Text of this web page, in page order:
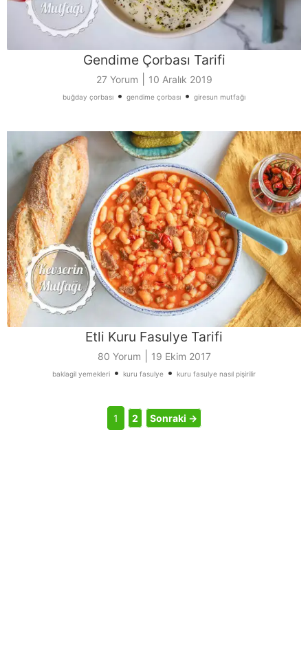
Gendime Çorbası Tarifi
27 Yorum 10 Aralık 2019
buğday çorbası • gendime çorbası • giresun mutfağı
Etli Kuru Fasulye Tarifi
80 Yorum 19 Ekim 2017
baklagil yemekleri • kuru fasulye • kuru fasulye nasıl pişirilir
1 2 Sonraki →